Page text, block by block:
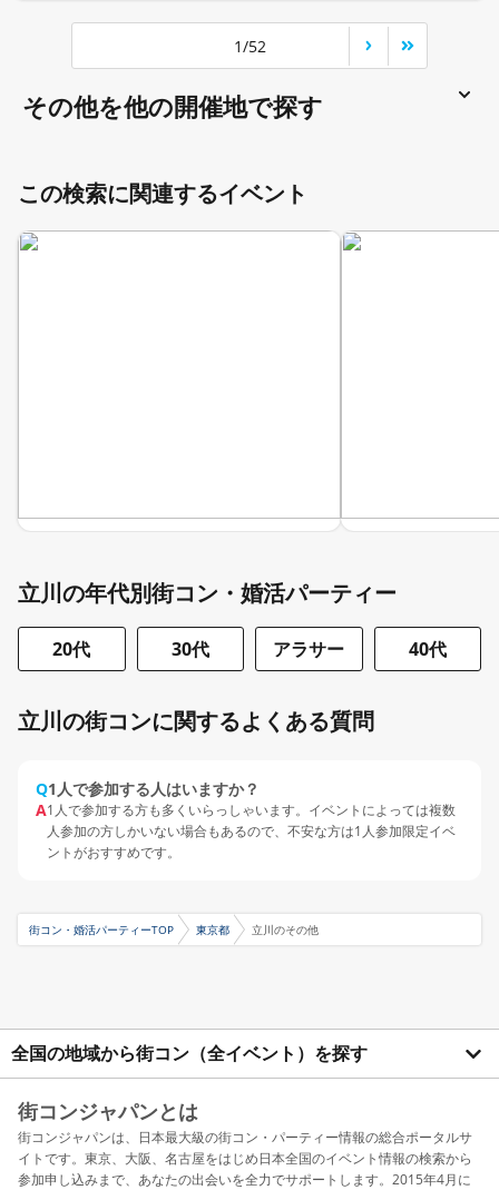
1/52
その他を他の開催地で探す
この検索に関連するイベント
立川の年代別街コン・婚活パーティー
20代 30代 アラサー 40代
立川の街コンに関するよくある質問
Q1人で参加する人はいますか？
A1人で参加する方も多くいらっしゃいます。イベントによっては複数
人参加の方しかいない場合もあるので、不安な方は1人参加限定イベ
ントがおすすめです。
街コン・婚活パーティーTOP 東京都 立川のその他
全国の地域から街コン（全イベント）を探す
街コンジャパンとは
街コンジャパンは、日本最大級の街コン・パーティー情報の総合ポータルサ
イトです。東京、大阪、名古屋をはじめ日本全国のイベント情報の検索から
参加申し込みまで、あなたの出会いを全力でサポートします。2015年4月に